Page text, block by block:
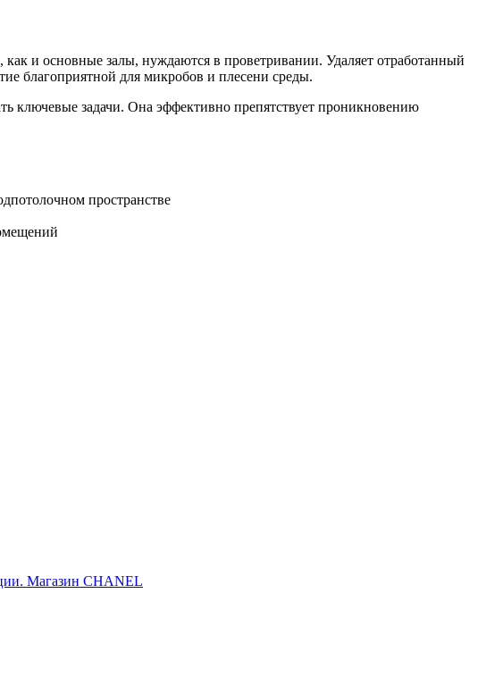
и основные залы, нуждаются в проветривании. Удаляет отработанный
благоприятной для микробов и плесени среды.
ключевые задачи. Она эффективно препятствует проникновению
пространстве
Магазин CHANEL